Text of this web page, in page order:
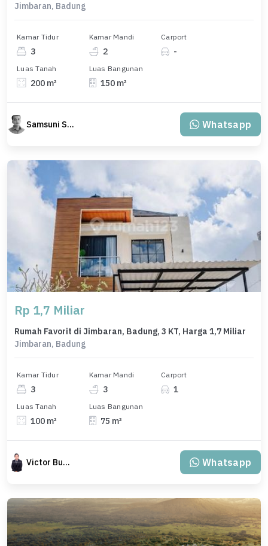
Jimbaran, Badung
Kamar Tidur
3
Kamar Mandi
2
Carport
-
Luas Tanah
200 m²
Luas Bangunan
150 m²
Samsuni Samsuni Whatsapp
Rp 1,7 Miliar
Rumah Favorit di Jimbaran, Badung, 3 KT, Harga 1,7 Miliar
Jimbaran, Badung
Kamar Tidur
3
Kamar Mandi
3
Carport
1
Luas Tanah
100 m²
Luas Bangunan
75 m²
Victor Budiman Whatsapp